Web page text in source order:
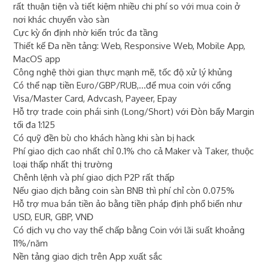
rất thuận tiện và tiết kiệm nhiều chi phí so với mua coin ở
nơi khác chuyển vào sàn
Cực kỳ ổn định nhờ kiến trúc đa tầng
Thiết kế Đa nền tảng: Web, Responsive Web, Mobile App,
MacOS app
Công nghệ thời gian thực mạnh mẽ, tốc độ xử lý khủng
Có thể nạp tiền Euro/GBP/RUB,...để mua coin với cổng
Visa/Master Card, Advcash, Payeer, Epay
Hỗ trợ trade coin phái sinh (Long/Short) với Đòn bẩy Margin
tối đa 1:125
Có quỹ đền bù cho khách hàng khi sàn bị hack
Phí giao dịch cao nhất chỉ 0.1% cho cả Maker và Taker, thuộc
loại thấp nhất thị trường
Chênh lệnh và phí giao dịch P2P rất thấp
Nếu giao dịch bằng coin sàn BNB thì phí chỉ còn 0.075%
Hỗ trợ mua bán tiền ảo bằng tiền pháp định phổ biến như
USD, EUR, GBP, VNĐ
Có dịch vụ cho vay thế chấp bằng Coin với lãi suất khoảng
11%/năm
Nền tảng giao dịch trên App xuất sắc